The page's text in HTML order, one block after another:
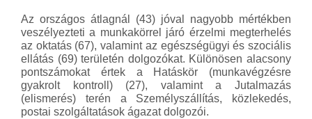
Az országos átlagnál (43) jóval nagyobb mértékben
veszélyezteti a munkakörrel járó érzelmi megterhelés
az oktatás (67), valamint az egészségügyi és szociális
ellátás (69) területén dolgozókat. Különösen alacsony
pontszámokat értek a Hatáskör (munkavégzésre
gyakrolt kontroll) (27), valamint a Jutalmazás
(elismerés) terén a Személyszállítás, közlekedés,
postai szolgáltatások ágazat dolgozói.